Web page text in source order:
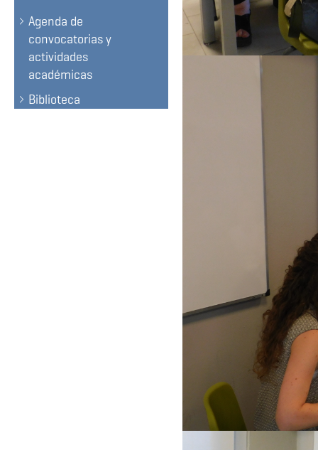
Agenda de
convocatorias y
actividades
académicas
Biblioteca